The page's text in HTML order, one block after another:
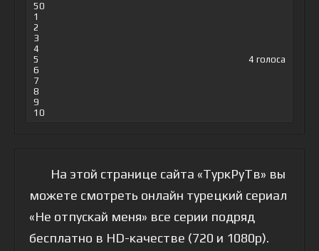
50
1
2
3
4
5
6
7
8
9
10
4 голоса
На этой странице сайта «ТуркРуТв» вы
можете смотреть онлайн турецкий сериал
«Не отпускай меня» все серии подряд
бесплатно в HD-качестве (720 и 1080p).